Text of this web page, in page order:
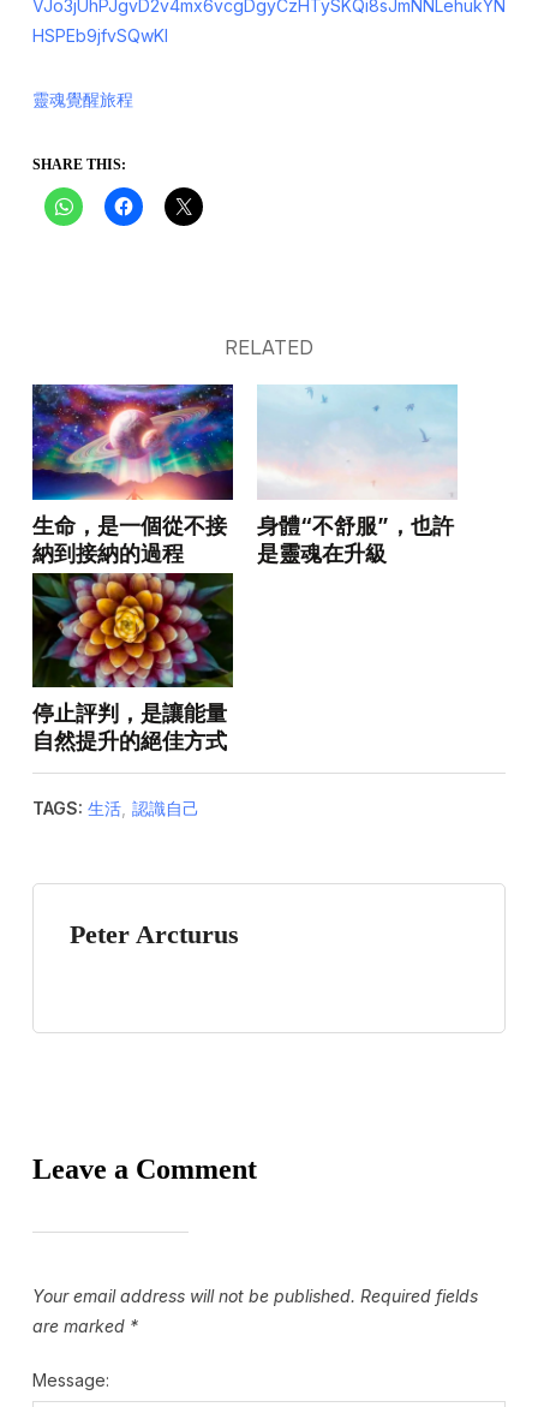
VJo3jUhPJgvD2v4mx6vcgDgyCzHTySKQi8sJmNNLehukYN
HSPEb9jfvSQwKl
靈魂覺醒旅程
SHARE THIS:
RELATED
生命，是一個從不接
納到接納的過程
身體“不舒服”，也許
是靈魂在升級
停止評判，是讓能量
自然提升的絕佳方式
TAGS: 生活, 認識自己
Peter Arcturus
Leave a Comment
Your email address will not be published. Required fields
are marked *
Message: